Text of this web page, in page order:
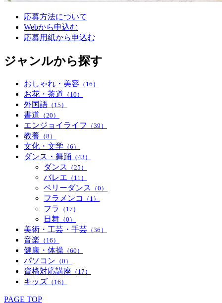
応募方法について
Webから申込む
応募用紙から申込む
ジャンルから探す
おしゃれ・美容 （16）
お花・茶道 （10）
外国語 （15）
書道 （20）
エンジョイライフ （39）
教養 （8）
文化・文学 （6）
ダンス・舞踊 （43）
ダンス （25）
バレエ （11）
ベリーダンス （0）
フラメンコ （1）
フラ （17）
日舞 （0）
美術・工芸・手芸 （36）
音楽 （16）
健康・体操 （60）
パソコン （0）
資格対応講座 （17）
キッズ （16）
PAGE TOP